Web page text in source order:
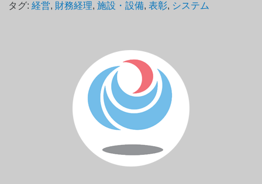
タグ:経営, 財務経理,施設・設備,表彰, システム